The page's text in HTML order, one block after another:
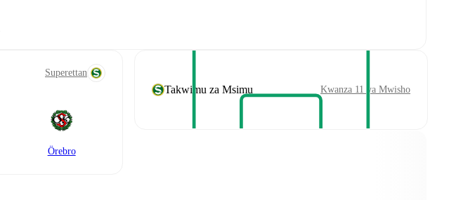
Superettan
Örebro
Takwimu za Msimu Kwanza 11 ya Mwisho